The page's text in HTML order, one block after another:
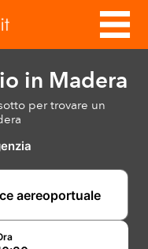
in Madera
per trovare un